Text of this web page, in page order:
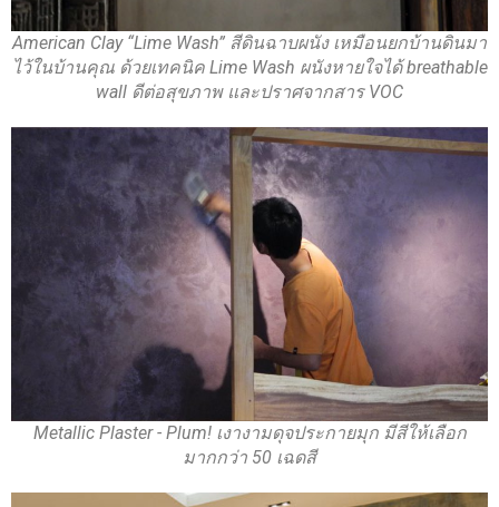
American Clay “Lime Wash” สีดินฉาบผนัง เหมือนยกบ้านดินมา
ไว้ในบ้านคุณ ด้วยเทคนิค Lime Wash ผนังหายใจได้ breathable
wall ดีต่อสุขภาพ และปราศจากสาร VOC
Metallic Plaster - Plum! เงางามดุจประกายมุก มีสีให้เลือก
มากกว่า 50 เฉดสี